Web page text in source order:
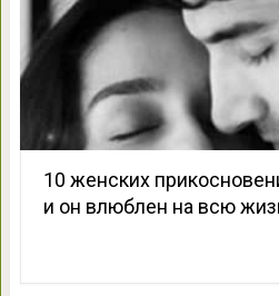
10 женских
и он влюблен на всю